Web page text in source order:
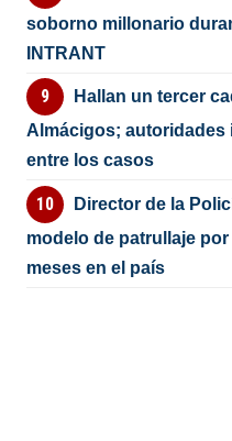
soborno millonario
INTRANT
Hallan un tercer
Almácigos;
entre los casos
Director de la
modelo de patrullaje
meses en el país